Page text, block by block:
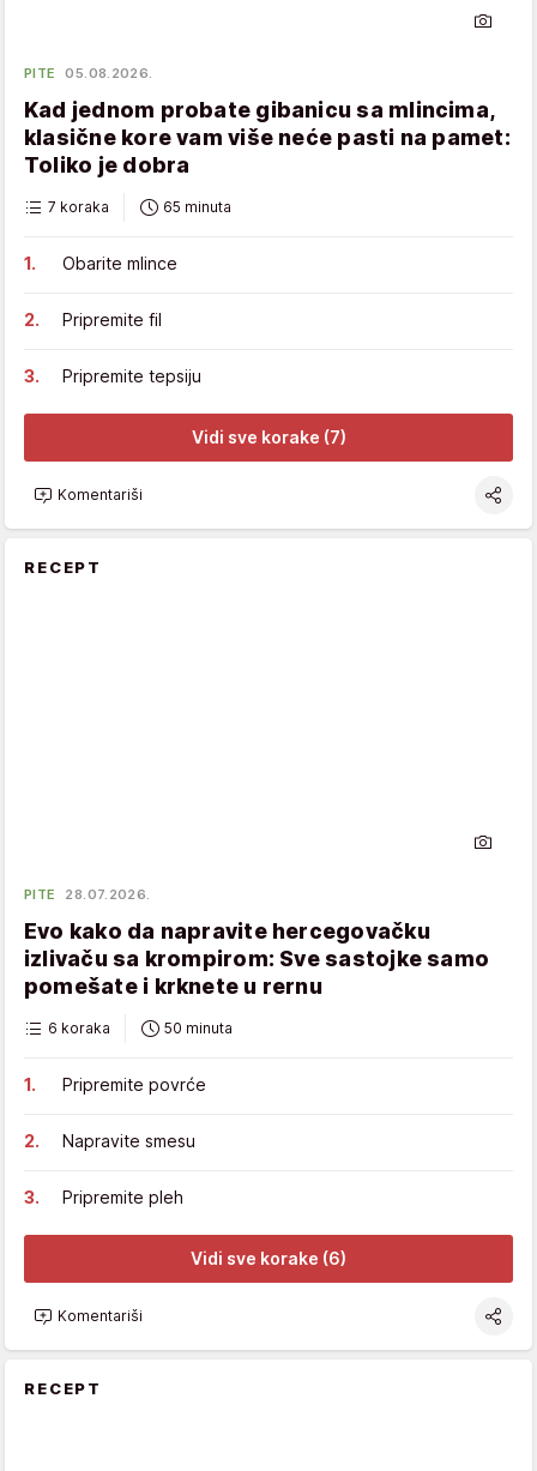
PITE 05.08.2026.
Kad jednom probate gibanicu sa mlincima,
klasične kore vam više neće pasti na pamet:
Toliko je dobra
7 koraka 65 minuta
Obarite mlince
Pripremite fil
Pripremite tepsiju
Vidi sve korake (7)
Komentariši
RECEPT
PITE 28.07.2026.
Evo kako da napravite hercegovačku
izlivaču sa krompirom: Sve sastojke samo
pomešate i krknete u rernu
6 koraka 50 minuta
Pripremite povrće
Napravite smesu
Pripremite pleh
Vidi sve korake (6)
Komentariši
RECEPT